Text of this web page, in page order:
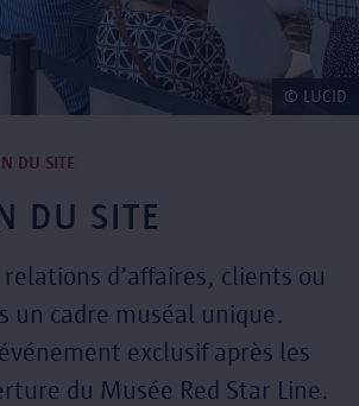
© LUCID
DU SITE
DU SITE
relations d’affaires, clients ou
un cadre muséal unique.
exclusif après les
du Musée Red Star Line.